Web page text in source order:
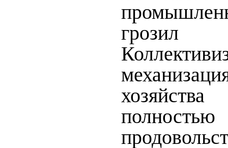
полностью